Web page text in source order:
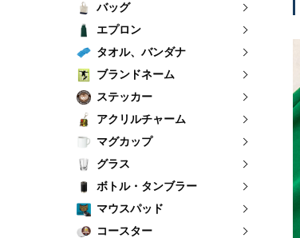
バッグ
エプロン
タオル、バンダナ
ブランドネーム
ステッカー
アクリルチャーム
マグカップ
グラス
ボトル・タンブラー
マウスパッド
コースター